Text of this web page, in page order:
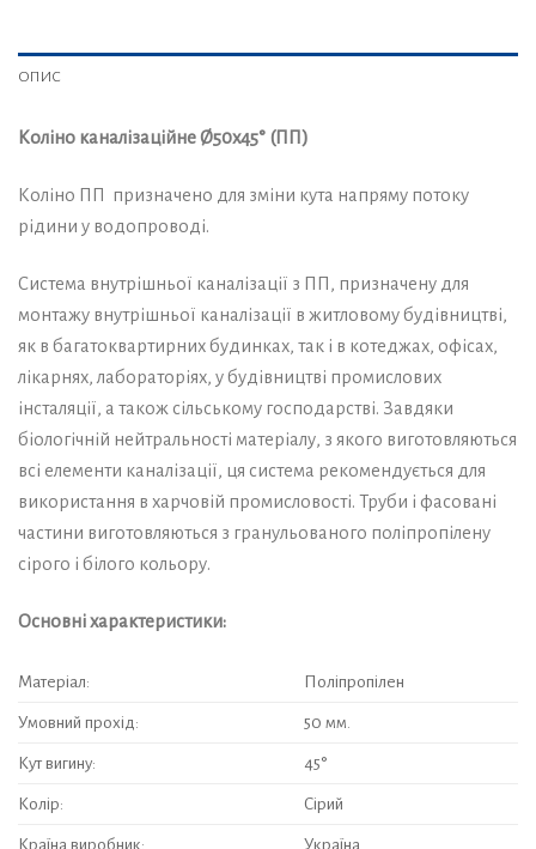
ОПИС
Коліно каналізаційне Ø50х45° (ПП)
Коліно ПП призначено для зміни кута напряму потоку
рідини у водопроводі.
Система внутрішньої каналізації з ПП, призначену для
монтажу внутрішньої каналізації в житловому будівництві,
як в багатоквартирних будинках, так і в котеджах, офісах,
лікарнях, лабораторіях, у будівництві промислових
інсталяції, а також сільському господарстві. Завдяки
біологічній нейтральності матеріалу, з якого виготовляються
всі елементи каналізації, ця система рекомендується для
використання в харчовій промисловості. Труби і фасовані
частини виготовляються з гранульованого поліпропілену
сірого і білого кольору.
Основні характеристики:
Матеріал: Поліпропілен
Умовний прохід: 50 мм.
Кут вигину: 45°
Колір: Сірий
Країна виробник: Україна